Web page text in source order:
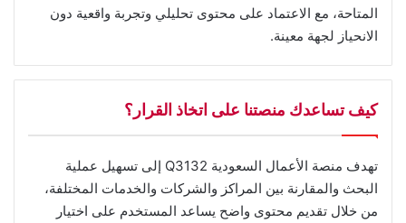
المتاحة، مع الاعتماد على محتوى تحليلي وتجربة واقعية دون
الانحياز لجهة معينة.
كيف تساعدك منصتنا على اتخاذ القرار؟
تهدف منصة الأعمال السعودية Q3132 إلى تسهيل عملية
البحث والمقارنة بين المراكز والشركات والخدمات المختلفة،
من خلال تقديم محتوى واضح يساعد المستخدم على اختيار